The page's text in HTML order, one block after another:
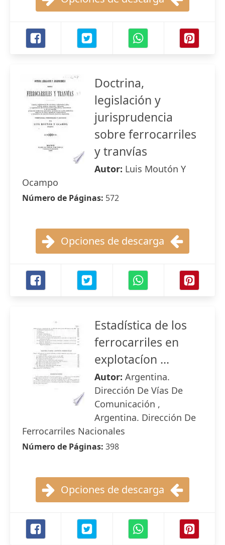
Doctrina,
legislación y
jurisprudencia
sobre ferrocarriles
y tranvías
Autor: Luis Moutón Y
Ocampo
Número de Páginas: 572
Opciones de descarga
Estadística de los
ferrocarriles en
explotacíon ...
Autor: Argentina.
Dirección De Vías De
Comunicación ,
Argentina. Dirección De
Ferrocarriles Nacionales
Número de Páginas: 398
Opciones de descarga